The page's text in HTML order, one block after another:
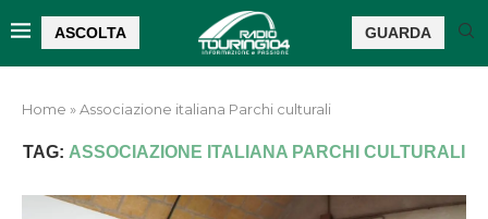
ASCOLTA GUARDA
Home »Associazione italiana Parchi culturali
TAG: ASSOCIAZIONE ITALIANA PARCHI CULTURALI